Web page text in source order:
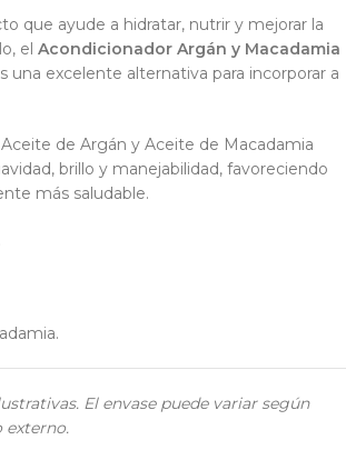
que ayude a hidratar, nutrir y mejorar la
el Acondicionador Argán y Macadamia
una excelente alternativa para incorporar a
de Argán y Aceite de Macadamia
brillo y manejabilidad, favoreciendo
más saludable.
El envase puede variar según
externo.